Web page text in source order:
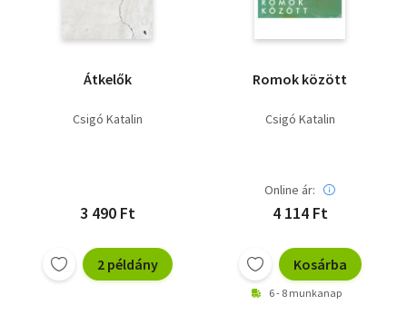
Átkelők
Csigó Katalin
3 490 Ft
2 példány
Romok között
Csigó Katalin
Online ár:
4 114 Ft
Kosárba
6 - 8 munkanap